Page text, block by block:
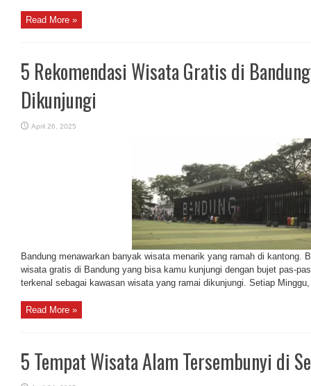
Read More »
5 Rekomendasi Wisata Gratis di
Dikunjungi
April 26, 2025
Bandung menawarkan banyak wisata menarik yang ramah di kantong.
wisata gratis di Bandung yang bisa kamu kunjungi dengan bujet pas-
terkenal sebagai kawasan wisata yang ramai dikunjungi. Setiap
Read More »
5 Tempat Wisata Alam Tersembunyi di